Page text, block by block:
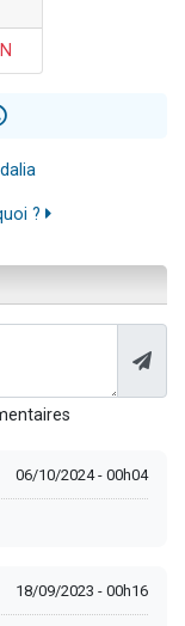
?
06/10/2024 - 00h04
18/09/2023 - 00h16